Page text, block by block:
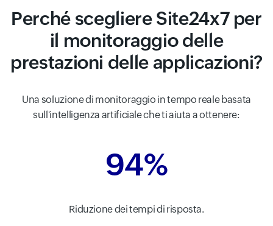
Perché scegliere Site24x7 per
il monitoraggio delle
prestazioni delle applicazioni?
Una soluzione di monitoraggio in tempo reale basata
sull'intelligenza artificiale che ti aiuta a ottenere:
94%
Riduzione dei tempi di risposta.